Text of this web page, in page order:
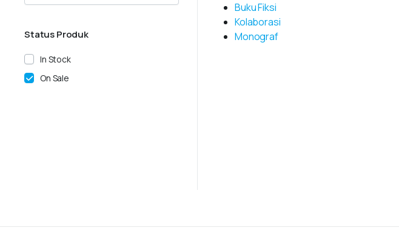
Buku Fiksi
Kolaborasi
Monograf
Status Produk
In Stock
On Sale